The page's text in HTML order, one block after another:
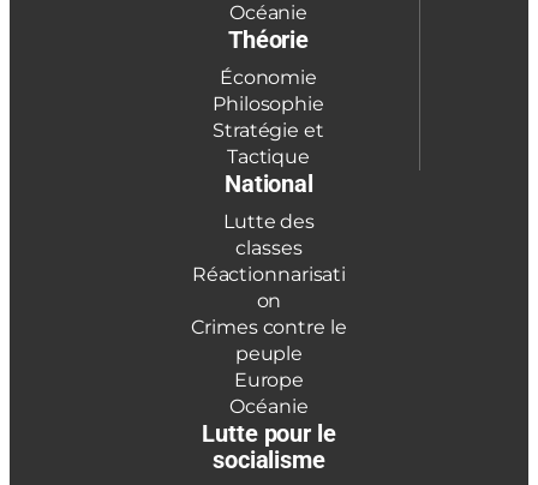
Océanie
Théorie
Économie
Philosophie
Stratégie et
Tactique
National
Lutte des
classes
Réactionnarisati
on
Crimes contre le
peuple
Europe
Océanie
Lutte pour le
socialisme